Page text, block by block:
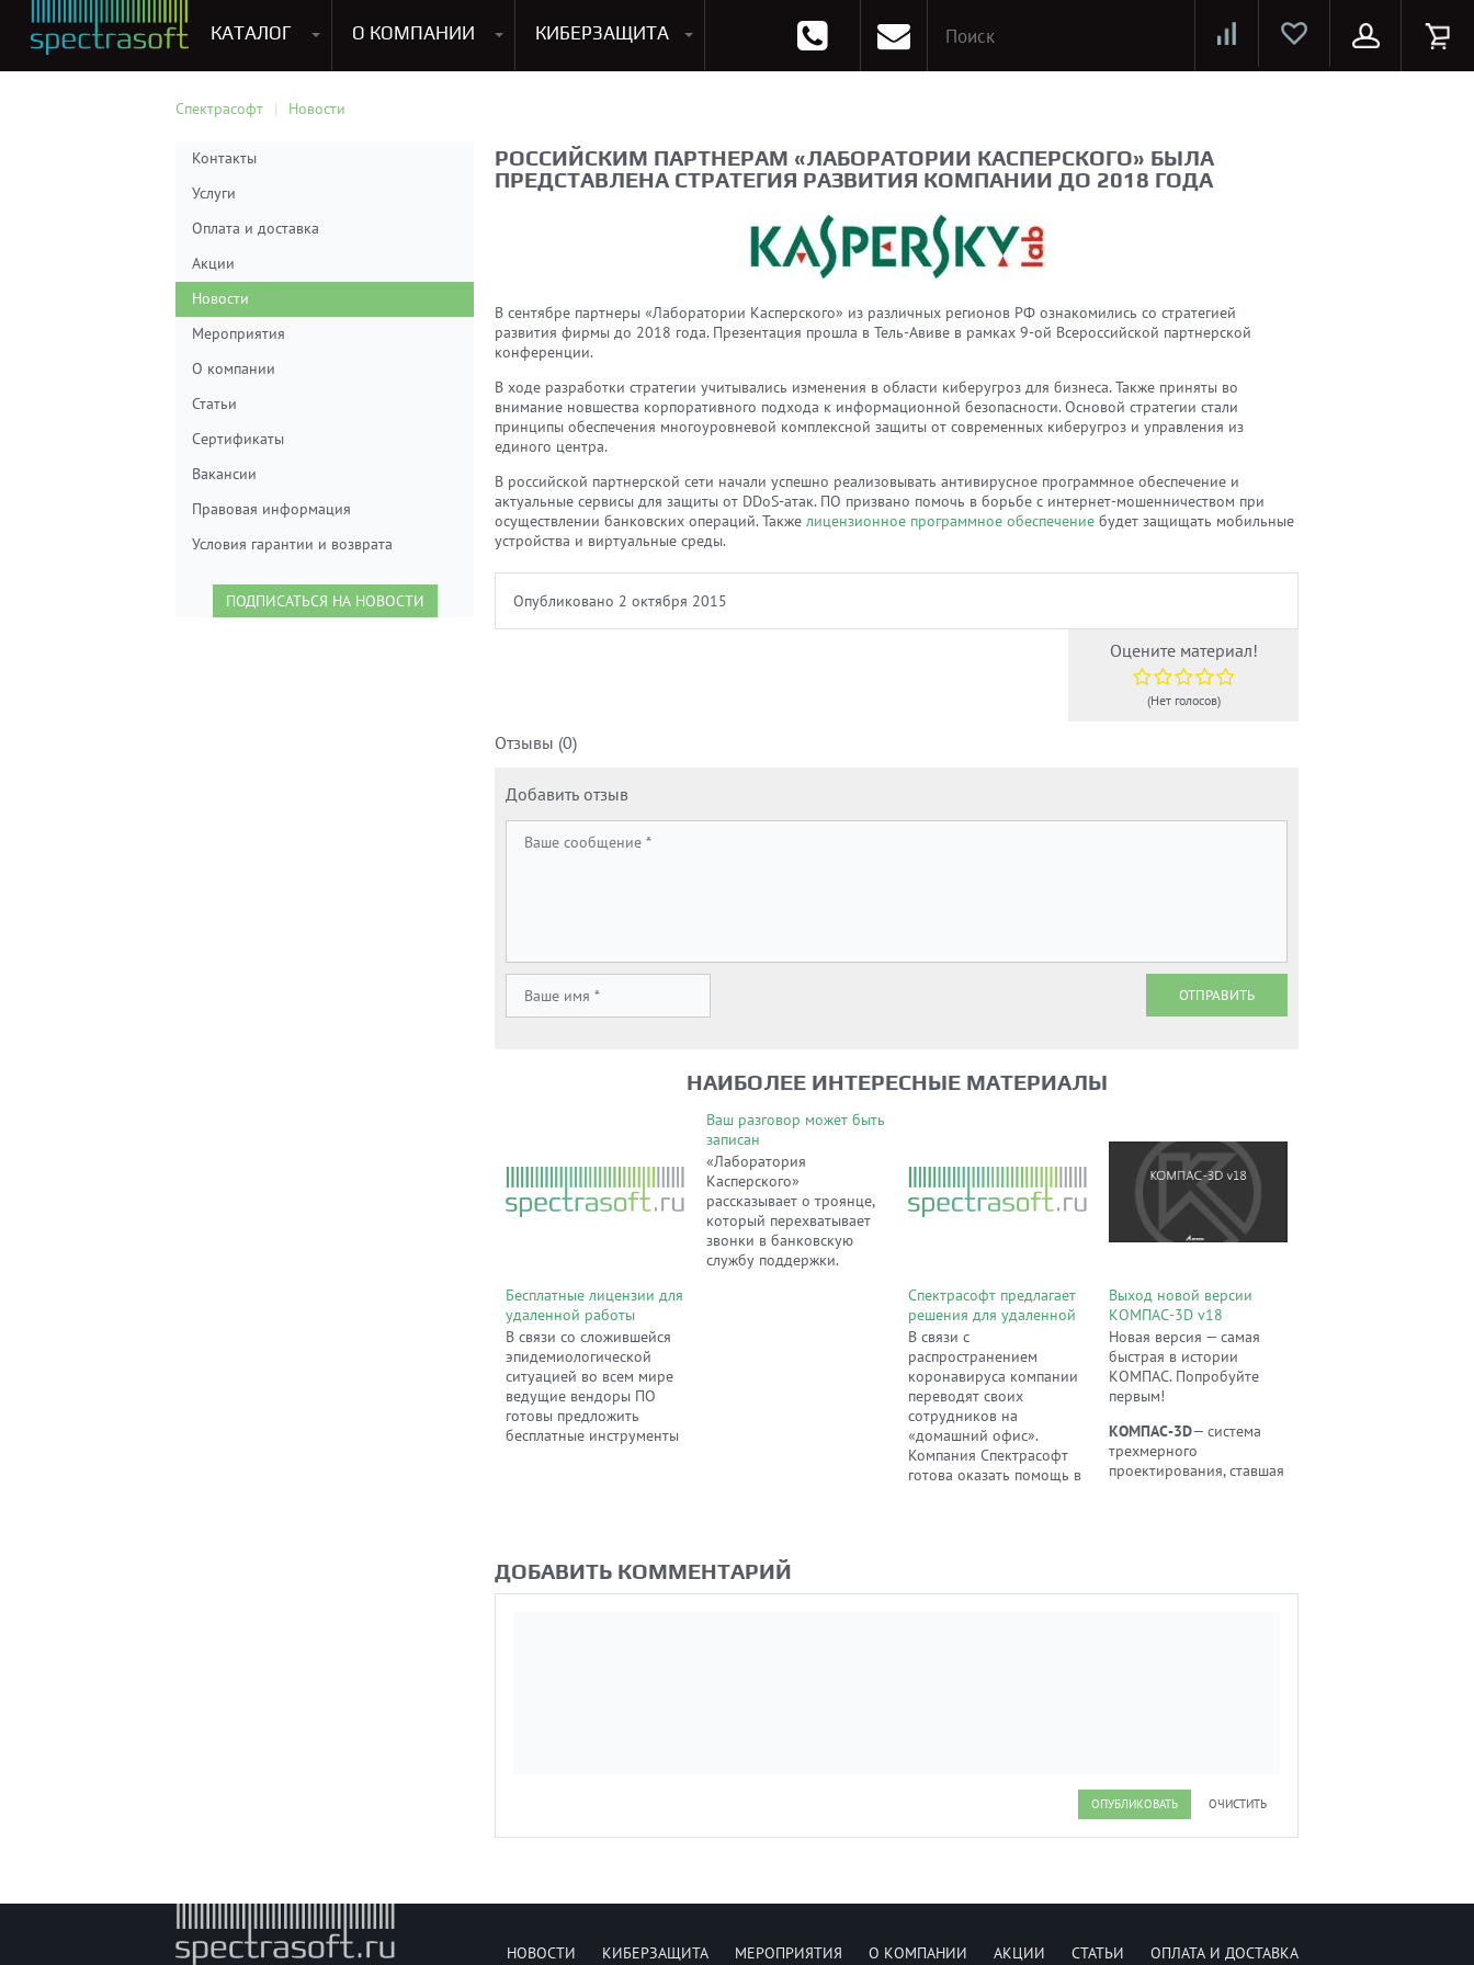
КАТАЛОГ О КОМПАНИИ КИБЕРЗАЩИТА
Спектрасофт Новости
Контакты
Услуги
Оплата и доставка
Акции
Новости
Мероприятия
О компании
Статьи
Сертификаты
Вакансии
Правовая информация
Условия гарантии и возврата
ПОДПИСАТЬСЯ НА НОВОСТИ
РОССИЙСКИМ ПАРТНЕРАМ «ЛАБОРАТОРИИ КАСПЕРСКОГО» БЫЛА
ПРЕДСТАВЛЕНА СТРАТЕГИЯ РАЗВИТИЯ КОМПАНИИ ДО 2018 ГОДА
В сентябре партнеры «Лаборатории Касперского» из различных регионов РФ ознакомились со стратегией
развития фирмы до 2018 года. Презентация прошла в Тель-Авиве в рамках 9-ой Всероссийской партнерской
конференции.
В ходе разработки стратегии учитывались изменения в области киберугроз для бизнеса. Также приняты во
внимание новшества корпоративного подхода к информационной безопасности. Основой стратегии стали
принципы обеспечения многоуровневой комплексной защиты от современных киберугроз и управления из
единого центра.
В российской партнерской сети начали успешно реализовывать антивирусное программное обеспечение и
актуальные сервисы для защиты от DDoS-атак. ПО призвано помочь в борьбе с интернет-мошенничеством при
осуществлении банковских операций. Также лицензионное программное обеспечение будет защищать мобильные
устройства и виртуальные среды.
Опубликовано 2 октября 2015
Оцените материал!
(Нет голосов)
Отзывы (0)
Добавить отзыв
ОТПРАВИТЬ
НАИБОЛЕЕ ИНТЕРЕСНЫЕ МАТЕРИАЛЫ
Бесплатные лицензии для
удаленной работы
В связи со сложившейся
эпидемиологической
ситуацией во всем мире
ведущие вендоры ПО
готовы предложить
бесплатные инструменты
Ваш разговор может быть
записан
«Лаборатория
Касперского»
рассказывает о троянце,
который перехватывает
звонки в банковскую
службу поддержки.
Спектрасофт предлагает
решения для удаленной
работы
В связи с
распространением
коронавируса компании
переводят своих
сотрудников на
«домашний офис».
Компания Спектрасофт
готова оказать помощь в
безопасный бизнес-
Выход новой версии
КОМПАС-3D v18
Новая версия — самая
быстрая в истории
КОМПАС. Попробуйте
первым!
КОМПАС-3D— система
трехмерного
проектирования, ставшая
функциональными
ДОБАВИТЬ КОММЕНТАРИЙ
ОПУБЛИКОВАТЬ ОЧИСТИТЬ
НОВОСТИ КИБЕРЗАЩИТА МЕРОПРИЯТИЯ О КОМПАНИИ АКЦИИ СТАТЬИ ОПЛАТА И ДОСТАВКА